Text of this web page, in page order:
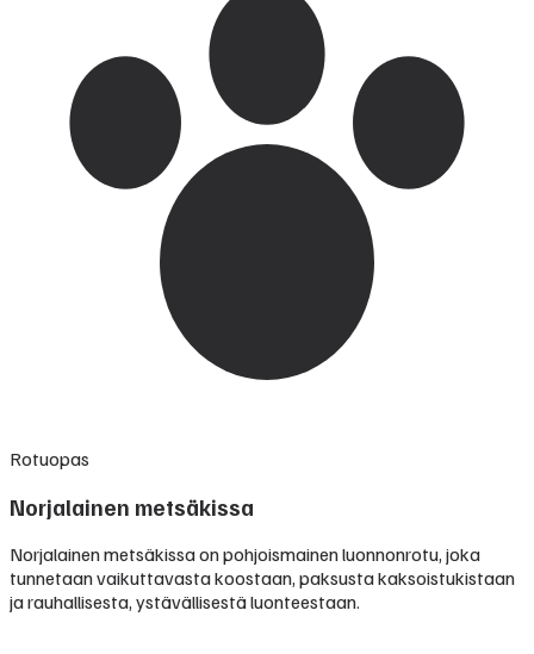
Rotuopas
Norjalainen metsäkissa
Norjalainen metsäkissa on pohjoismainen luonnonrotu, joka
tunnetaan vaikuttavasta koostaan, paksusta kaksoistukistaan
ja rauhallisesta, ystävällisestä luonteestaan.